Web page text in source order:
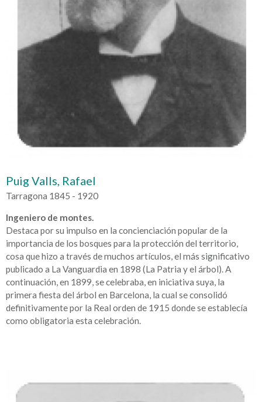
Puig Valls, Rafael
Tarragona 1845 - 1920
Ingeniero de montes.
Destaca por su impulso en la concienciación popular de la
importancia de los bosques para la protección del territorio,
cosa que hizo a través de muchos artículos, el más significativo
publicado a La Vanguardia en 1898 (La Patria y el árbol). A
continuación, en 1899, se celebraba, en iniciativa suya, la
primera fiesta del árbol en Barcelona, la cual se consolidó
definitivamente por la Real orden de 1915 donde se establecía
como obligatoria esta celebración.